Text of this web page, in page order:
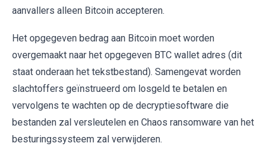
aanvallers alleen Bitcoin accepteren.
Het opgegeven bedrag aan Bitcoin moet worden
overgemaakt naar het opgegeven BTC wallet adres (dit
staat onderaan het tekstbestand). Samengevat worden
slachtoffers geïnstrueerd om losgeld te betalen en
vervolgens te wachten op de decryptiesoftware die
bestanden zal versleutelen en Chaos ransomware van het
besturingssysteem zal verwijderen.